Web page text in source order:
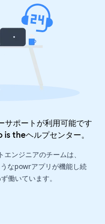
ポートが利用可能です
is theヘルプセンター。
ンジニアのチームは、
なpowrアプリが機能し続
働いています。